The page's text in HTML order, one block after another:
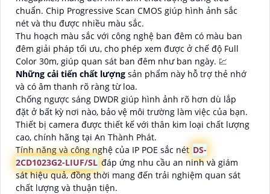
chuẩn. Chip Progressive Scan CMOS giúp hình ảnh sắc
nét và thu được nhiều màu sắc.
Thu hoạch màu sắc với công nghệ ban đêm có màu ban
đêm giải pháp tối ưu, cho phép xem được ở chế độ Full
Color 30m, giúp quan sát ban đêm như ban ngày. 💹
Những cải tiến chất lượng sản phẩm này hỗ trợ thẻ nhớ
và có âm thanh rõ ràng từ loa.
Chống ngược sáng DWDR giúp hình ảnh rõ hơn dù lắp
đặt ở bất kỳ nơi nào, bảo vệ môi trường làm việc của bạn.
Thiết bị camera được thiết kế với thân kim loại chất lượng
cao, chính hãng tại An Thành Phát.
Tính năng và công nghệ của IP POE sắc nét DS-
2CD1023G2-LIUF/SL đáp ứng nhu cầu an ninh và giám
sát hiệu quả, đồng thời mang đến trải nghiệm quan sát
chất lượng và thuận tiện.